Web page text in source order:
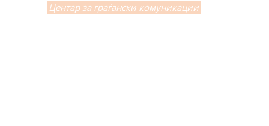
Центар за граѓански комуникации